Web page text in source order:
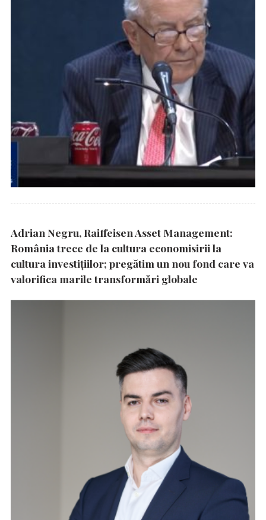
Adrian Negru, Raiffeisen Asset Management:
România trece de la cultura economisirii la
cultura investițiilor; pregătim un nou fond care va
valorifica marile transformări globale